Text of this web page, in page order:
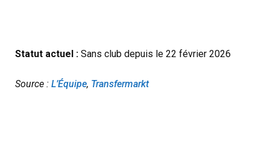
Statut actuel : Sans club depuis le 22 février 2026
Source : L’Équipe, Transfermarkt